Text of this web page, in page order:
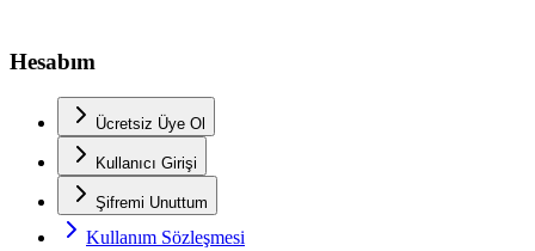
Hesabım
Ücretsiz Üye Ol
Kullanıcı Girişi
Şifremi Unuttum
Kullanım Sözleşmesi